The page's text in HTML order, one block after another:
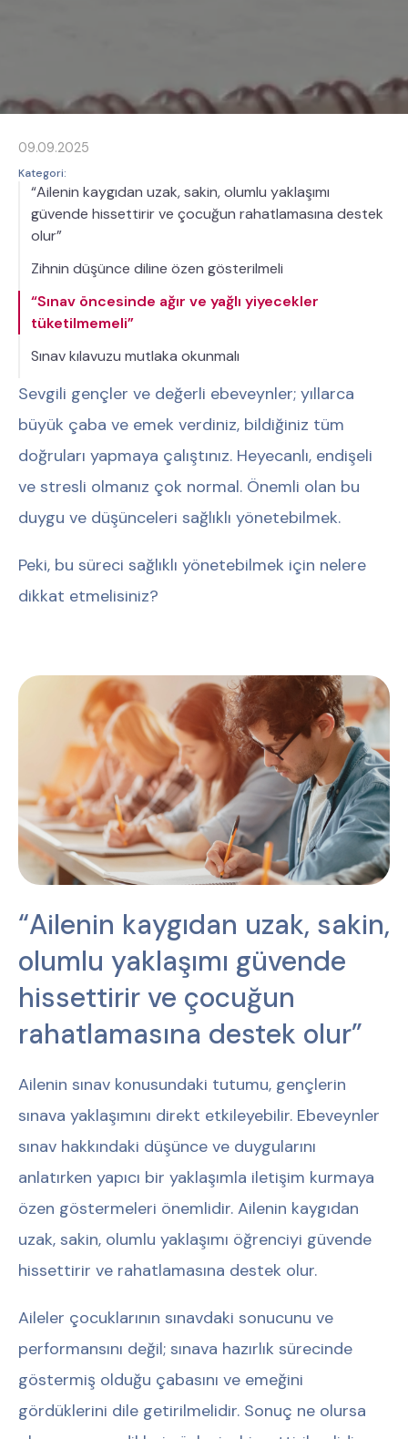
09.09.2025
Kategori:
“Ailenin kaygıdan uzak, sakin, olumlu yaklaşımı
güvende hissettirir ve çocuğun rahatlamasına destek
olur”
Zihnin düşünce diline özen gösterilmeli
“Sınav öncesinde ağır ve yağlı yiyecekler
tüketilmemeli”
Sınav kılavuzu mutlaka okunmalı
Sevgili gençler ve değerli ebeveynler; yıllarca
büyük çaba ve emek verdiniz, bildiğiniz tüm
doğruları yapmaya çalıştınız. Heyecanlı, endişeli
ve stresli olmanız çok normal. Önemli olan bu
duygu ve düşünceleri sağlıklı yönetebilmek.
Peki, bu süreci sağlıklı yönetebilmek için nelere
dikkat etmelisiniz?
“Ailenin kaygıdan uzak, sakin,
olumlu yaklaşımı güvende
hissettirir ve çocuğun
rahatlamasına destek olur”
Ailenin sınav konusundaki tutumu, gençlerin
sınava yaklaşımını direkt etkileyebilir. Ebeveynler
sınav hakkındaki düşünce ve duygularını
anlatırken yapıcı bir yaklaşımla iletişim kurmaya
özen göstermeleri önemlidir. Ailenin kaygıdan
uzak, sakin, olumlu yaklaşımı öğrenciyi güvende
hissettirir ve rahatlamasına destek olur.
Aileler çocuklarının sınavdaki sonucunu ve
performansını değil; sınava hazırlık sürecinde
göstermiş olduğu çabasını ve emeğini
gördüklerini dile getirilmelidir. Sonuç ne olursa